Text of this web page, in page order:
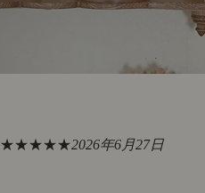
★★★★★2026年6月27日